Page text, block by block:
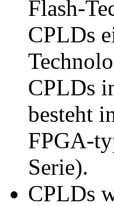
Flash-
CPLDs
CPLDs
besteht
FPGA-
Serie).
CPLDs